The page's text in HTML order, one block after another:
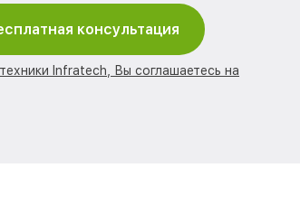
консультация
Infratech, Вы соглашаетесь на